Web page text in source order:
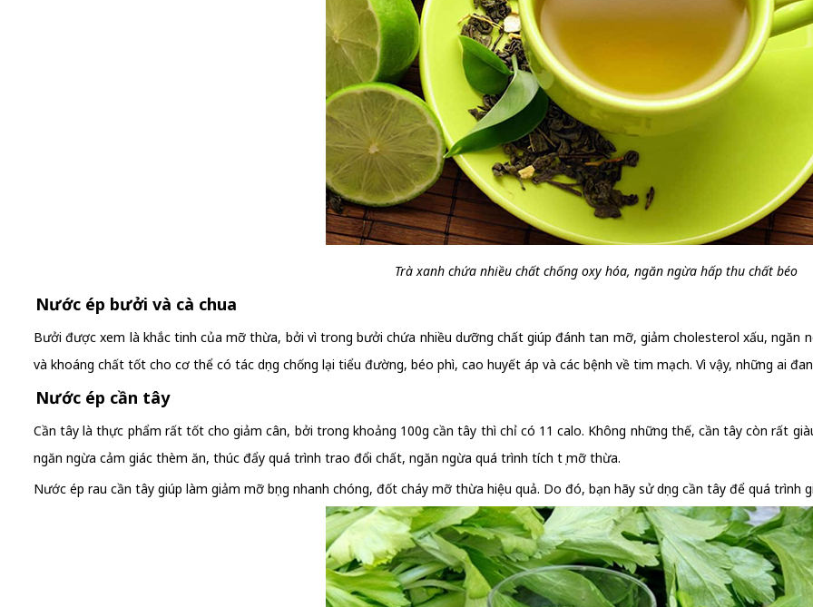
Trà xanh chứa nhiều chất chống oxy hóa, ngăn ngừa hấp thu chất béo
Nước ép bưởi và cà chua
Bưởi được xem là khắc tinh của mỡ thừa, bởi vì trong bưởi chứa nhiều dưỡng chất giúp đánh tan mỡ, giảm cholesterol xấu, ngăn
và khoáng chất tốt cho cơ thể có tác dụng chống lại tiểu đường, béo phì, cao huyết áp và các bệnh về tim mạch. Vì vậy, những ai
Nước ép cần tây
Cần tây là thực phẩm rất tốt cho giảm cân, bởi trong khoảng 100g cần tây thì chỉ có 11 calo. Không những thế, cần tây còn rất
ngăn ngừa cảm giác thèm ăn, thúc đẩy quá trình trao đổi chất, ngăn ngừa quá trình tích tụ mỡ thừa.
Nước ép rau cần tây giúp làm giảm mỡ bụng nhanh chóng, đốt cháy mỡ thừa hiệu quả. Do đó, bạn hãy sử dụng cần tây để quá trình